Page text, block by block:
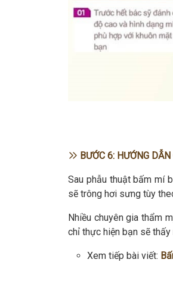
BƯỚC 6: HƯỚNG
Sau phẫu thuật bấm mí
sẽ trông hơi sưng tùy
Nhiều chuyên gia thẩm
chỉ thực hiện bạn sẽ thấy
Xem tiếp bài viết: